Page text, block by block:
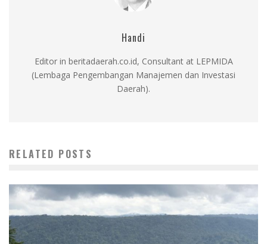
Handi
Editor in beritadaerah.co.id, Consultant at LEPMIDA
(Lembaga Pengembangan Manajemen dan Investasi
Daerah).
RELATED POSTS